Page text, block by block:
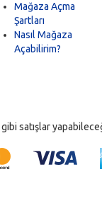
Mağaza Açma
Şartları
Nasıl Mağaza
Açabilirim?
satışlar